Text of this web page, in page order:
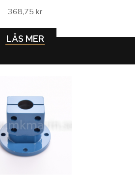
368,75 kr
LÄS MER